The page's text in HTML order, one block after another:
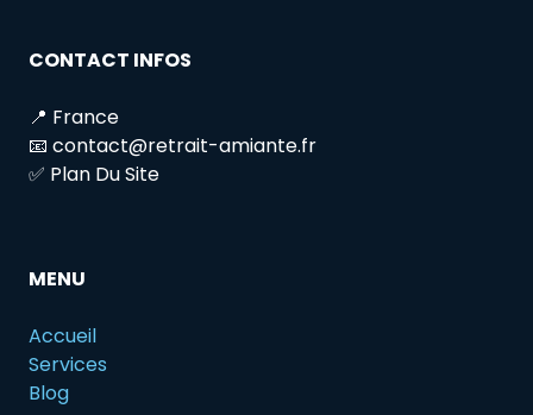
CONTACT INFOS
📍 France
📧 contact@retrait-amiante.fr
✅ Plan Du Site
MENU
Accueil
Services
Blog